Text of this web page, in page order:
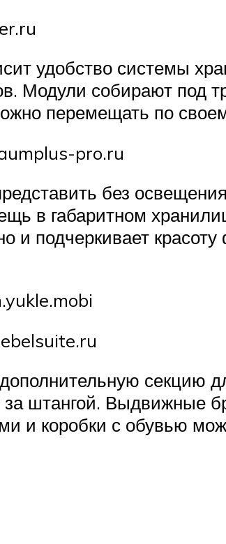
удобство системы
Модули собирают под
перемещать по
pro.ru
без
в габаритном
и подчеркивает
секцию
штангой. Выдвижные
и коробки с обувью